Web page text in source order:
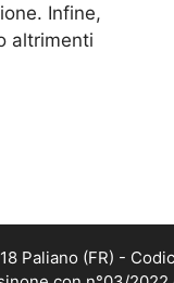
Infine,
altrimenti
Paliano (FR) -